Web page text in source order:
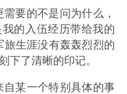
要的不是问为什么，
的入伍经历带给我的
旅生涯没有轰轰烈烈的
下了清晰的印记。
自某一个特别具体的事